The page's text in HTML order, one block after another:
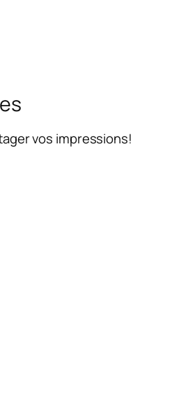
vos impressions!